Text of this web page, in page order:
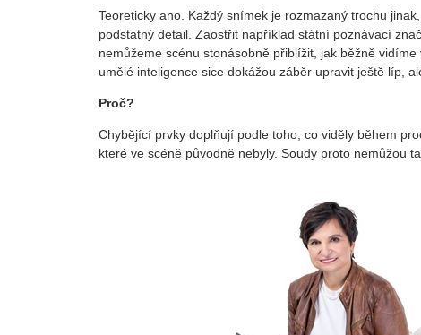
Teoreticky ano. Každý snímek je rozmazaný trochu
podstatný detail. Zaostřit například státní poznávací
nemůžeme scénu stonásobně přiblížit, jak běžně
umělé inteligence sice dokážou záběr upravit ještě líp,
Proč?
Chybějící prvky doplňují podle toho, co viděly během
které ve scéně původně nebyly. Soudy proto nemůžou